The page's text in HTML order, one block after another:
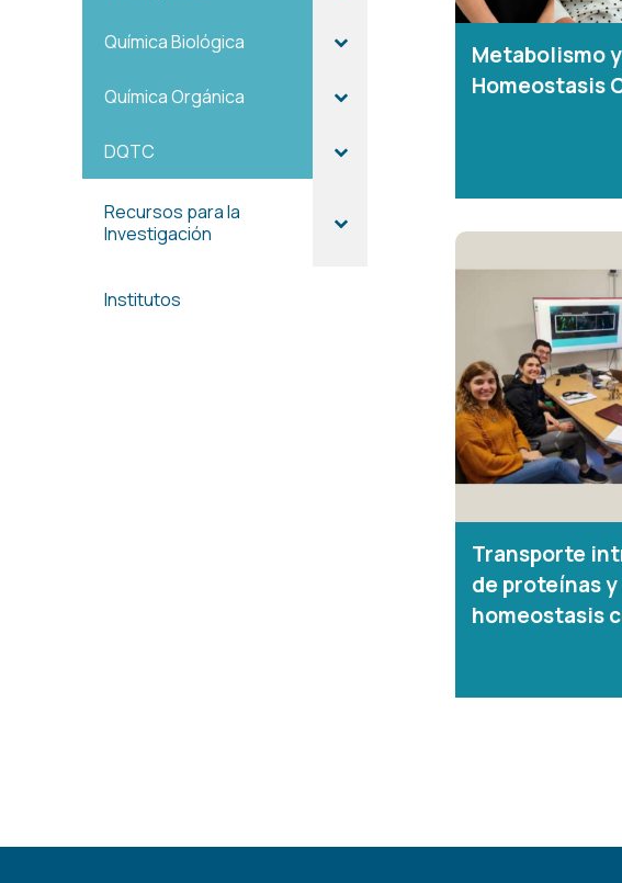
Metabolismo y
Homeostasis
Transporte
de proteínas y
homeostasis
Química Biológica
Química Orgánica
DQTC
Recursos para la
Investigación
Institutos